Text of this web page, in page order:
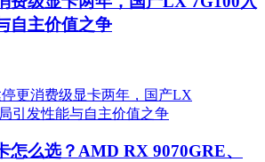
自主价值之争
怎么选？AMD RX 9070GRE、